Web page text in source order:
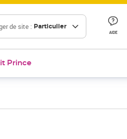
de site : Particulier
AIDE
Prince